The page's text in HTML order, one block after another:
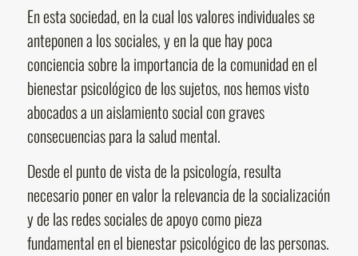
En esta sociedad, en la cual los valores individuales se
anteponen a los sociales, y en la que hay poca
conciencia sobre la importancia de la comunidad en el
bienestar psicológico de los sujetos, nos hemos visto
abocados a un aislamiento social con graves
consecuencias para la salud mental.
Desde el punto de vista de la psicología, resulta
necesario poner en valor la relevancia de la socialización
y de las redes sociales de apoyo como pieza
fundamental en el bienestar psicológico de las personas.